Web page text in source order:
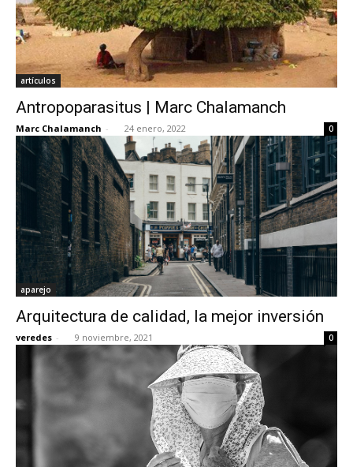
artículos
Antropoparasitus | Marc Chalamanch
Marc Chalamanch - 24 enero, 2022 0
aparejo
Arquitectura de calidad, la mejor inversión
veredes - 9 noviembre, 2021 0